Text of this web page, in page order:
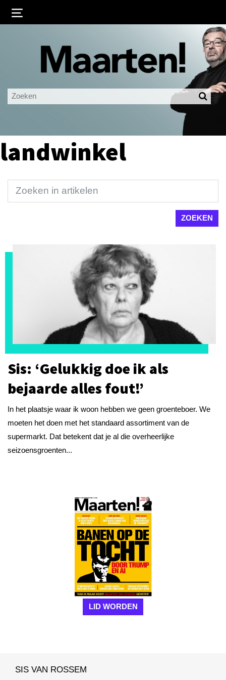
Ingelogd blijven
LOGIN
landwinkel
Sis: ‘Gelukkig doe ik als
bejaarde alles fout!’
In het plaatsje waar ik woon hebben we geen groenteboer. We
moeten het doen met het standaard assortiment van de
supermarkt. Dat betekent dat je al die overheerlijke
seizoensgroenten...
LID WORDEN
SIS VAN ROSSEM